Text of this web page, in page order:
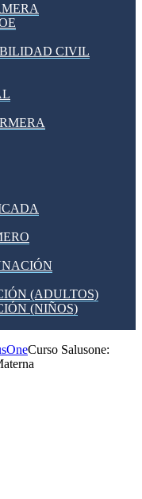
CIVIL
(ADULTOS)
(NIÑOS)
Curso Salusone: